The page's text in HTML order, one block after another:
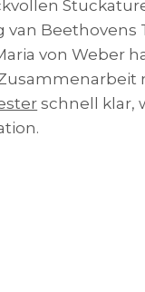
Beethovens
von Weber
schnell klar,